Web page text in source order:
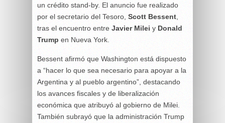
un crédito stand-by. El anuncio fue realizado
por el secretario del Tesoro, Scott Bessent
tras el encuentro entre Javier Milei y Donald
Trump en Nueva York.
Bessent afirmó que Washington está dispuesto
a “hacer lo que sea necesario para apoyar a la
Argentina y al pueblo argentino”, destacando
los avances fiscales y de liberalización
económica que atribuyó al gobierno de Milei.
También subrayó que la administración Trump